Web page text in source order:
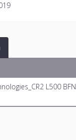
L500 BFN